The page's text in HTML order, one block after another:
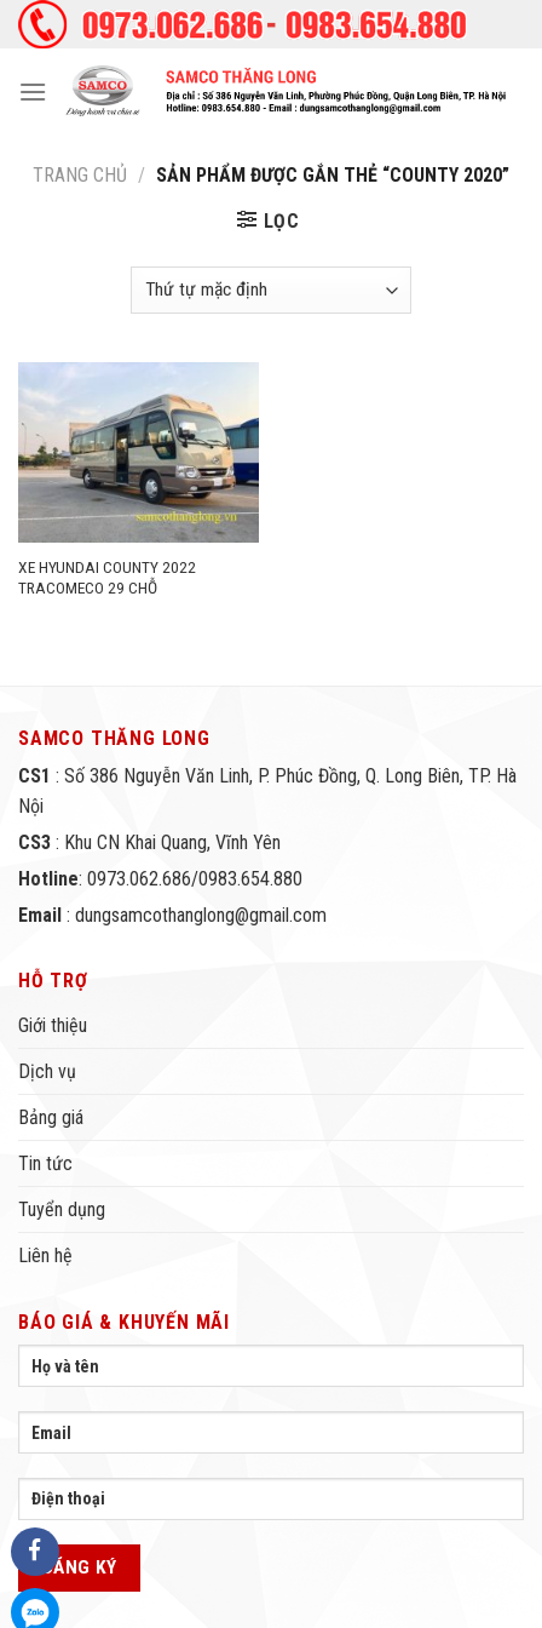
Skip
TRANG CHỦ / SẢN PHẨM ĐƯỢC GẮN THẺ “COUNTY 2020”
LỌC
XE HYUNDAI COUNTY 2022
TRACOMECO 29 CHỖ
SAMCO THĂNG LONG
CS1 : Số 386 Nguyễn Văn Linh, P. Phúc Đồng, Q. Long Biên, TP. Hà
Nội
CS3 : Khu CN Khai Quang, Vĩnh Yên
Hotline: 0973.062.686/0983.654.880
Email : dungsamcothanglong@gmail.com
HỖ TRỢ
Giới thiệu
Dịch vụ
Bảng giá
Tin tức
Tuyển dụng
Liên hệ
BÁO GIÁ & KHUYẾN MÃI